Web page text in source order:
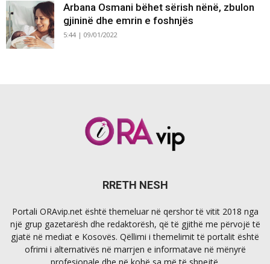
Arbana Osmani bëhet sërish nënë, zbulon
gjininë dhe emrin e foshnjës
5:44 | 09/01/2022
RRETH NESH
Portali ORAvip.net është themeluar në qershor të vitit 2018 nga
një grup gazetarësh dhe redaktorësh, që të gjithë me përvojë të
gjatë në mediat e Kosovës. Qëllimi i themelimit të portalit është
ofrimi i alternativës në marrjen e informatave në mënyrë